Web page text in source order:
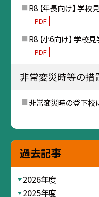
R8 【年長向け】 学
PDF
R8 【小6向け】 学校
PDF
非常変災時等の措
非常変災時の登下校
過去記事
2026年度
2025年度